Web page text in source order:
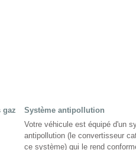
gaz
Système antipollution
Votre véhicule est équipé d'un
antipollution (le convertisseur
ce système) qui le rend